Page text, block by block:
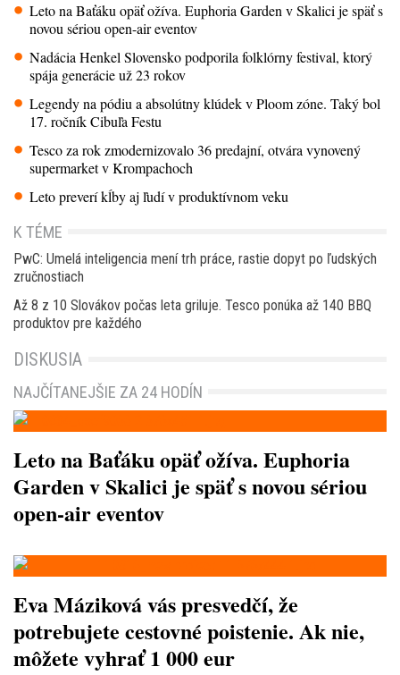
Leto na Baťáku opäť ožíva. Euphoria Garden v Skalici je späť s
novou sériou open-air eventov
Nadácia Henkel Slovensko podporila folklórny festival, ktorý
spája generácie už 23 rokov
Legendy na pódiu a absolútny klúdek v Ploom zóne. Taký bol
17. ročník Cibuľa Festu
Tesco za rok zmodernizovalo 36 predajní, otvára vynovený
supermarket v Krompachoch
Leto preverí kĺby aj ľudí v produktívnom veku
K TÉME
PwC: Umelá inteligencia mení trh práce, rastie dopyt po ľudských
zručnostiach
Až 8 z 10 Slovákov počas leta griluje. Tesco ponúka až 140 BBQ
produktov pre každého
DISKUSIA
NAJČÍTANEJŠIE ZA 24 HODÍN
Leto na Baťáku opäť ožíva. Euphoria
Garden v Skalici je späť s novou sériou
open-air eventov
Eva Máziková vás presvedčí, že
potrebujete cestovné poistenie. Ak nie,
môžete vyhrať 1 000 eur